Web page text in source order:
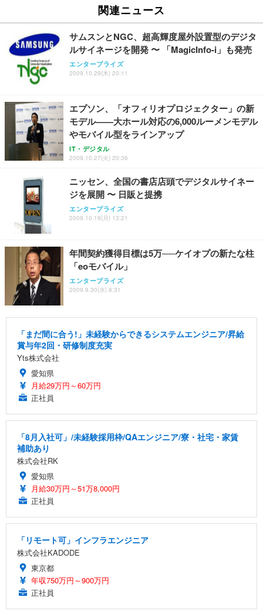
関連ニュース
サムスンとNGC、超高輝度屋外設置型のデジタ
ルサイネージを開発 〜 「MagicInfo-i」も発売
エンタープライズ
2009.10.29(木) 20:11
エプソン、「オフィリオプロジェクター」の新
モデル——大ホール対応の6,000ルーメンモデル
やモバイル型をラインアップ
IT・デジタル
2009.10.27(火) 20:36
ニッセン、全国の書店店頭でデジタルサイネー
ジを展開 〜 日販と提携
エンタープライズ
2009.10.19(月) 13:21
年間契約獲得目標は5万──ケイオプの新たな柱
「eoモバイル」
エンタープライズ
2009.9.30(水) 8:31
「まだ間に合う!」未経験からできるシステムエンジニア/昇給
賞与年2回・研修制度充実
Yts株式会社
愛知県
月給29万円～60万円
正社員
「8月入社可」/未経験採用枠/QAエンジニア/寮・社宅・家賃
補助あり
株式会社RK
愛知県
月給30万円～51万8,000円
正社員
「リモート可」インフラエンジニア
株式会社KADODE
東京都
年収750万円～900万円
正社員